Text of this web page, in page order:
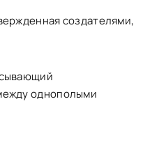
создателями,
однополыми